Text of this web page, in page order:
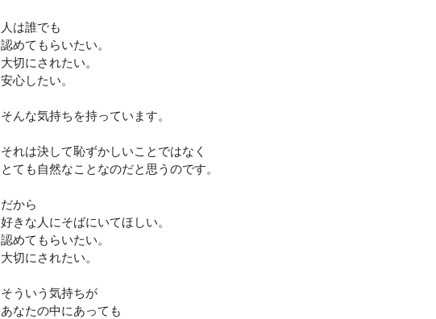
人は誰でも
認めてもらいたい。
大切にされたい。
安心したい。
そんな気持ちを持っています。
それは決して恥ずかしいことではなく
とても自然なことなのだと思うのです。
だから
好きな人にそばにいてほしい。
認めてもらいたい。
大切にされたい。
そういう気持ちが
あなたの中にあっても